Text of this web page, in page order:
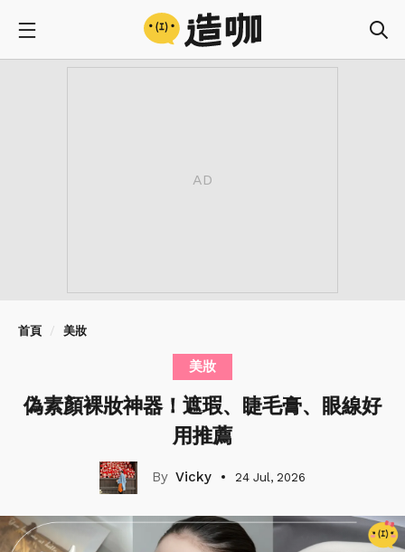
首頁 美妝
美妝
偽素顏裸妝神器！遮瑕、睫毛膏、眼線好
用推薦
Vicky 24 Jul, 2026